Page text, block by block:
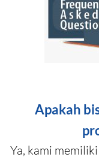
Apakah
Ya, kami